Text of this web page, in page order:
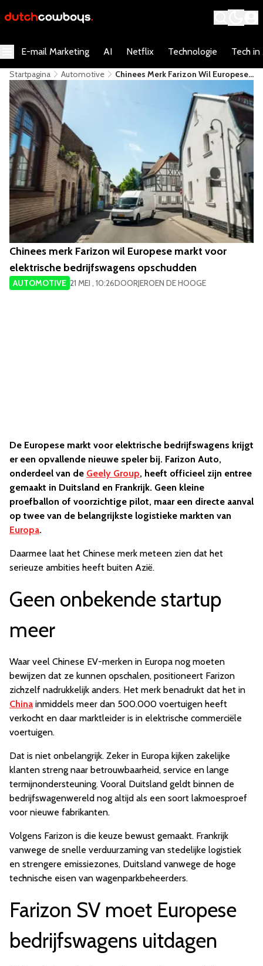
E-mail Marketing AI Netflix Technologie Tech in
Startpagina Automotive
Chinees Merk Farizon Wil Europese
Bedrijfswagens Opschudden
Chinees merk Farizon wil Europese markt voor
elektrische bedrijfswagens opschudden
AUTOMOTIVE 21 MEI , 10:26DOORJEROEN DE HOOGE
De Europese markt voor elektrische bedrijfswagens krijgt
er een opvallende nieuwe speler bij. Farizon Auto,
onderdeel van de Geely Group, heeft officieel zijn entree
gemaakt in Duitsland en Frankrijk. Geen kleine
proefballon of voorzichtige pilot, maar een directe aanval
op twee van de belangrijkste logistieke markten van
Europa.
Daarmee laat het Chinese merk meteen zien dat het
serieuze ambities heeft buiten Azië.
Geen onbekende startup
meer
Waar veel Chinese EV-merken in Europa nog moeten
bewijzen dat ze kunnen opschalen, positioneert Farizon
zichzelf nadrukkelijk anders. Het merk benadrukt dat het in
China inmiddels meer dan 500.000 voertuigen heeft
verkocht en daar marktleider is in elektrische commerciële
voertuigen.
Dat is niet onbelangrijk. Zeker in Europa kijken zakelijke
klanten streng naar betrouwbaarheid, service en lange
termijnondersteuning. Vooral Duitsland geldt binnen de
bedrijfswagenwereld nog altijd als een soort lakmoesproef
voor nieuwe fabrikanten.
Volgens Farizon is die keuze bewust gemaakt. Frankrijk
vanwege de snelle verduurzaming van stedelijke logistiek
en strengere emissiezones, Duitsland vanwege de hoge
technische eisen van wagenparkbeheerders.
Farizon SV moet Europese
bedrijfswagens uitdagen